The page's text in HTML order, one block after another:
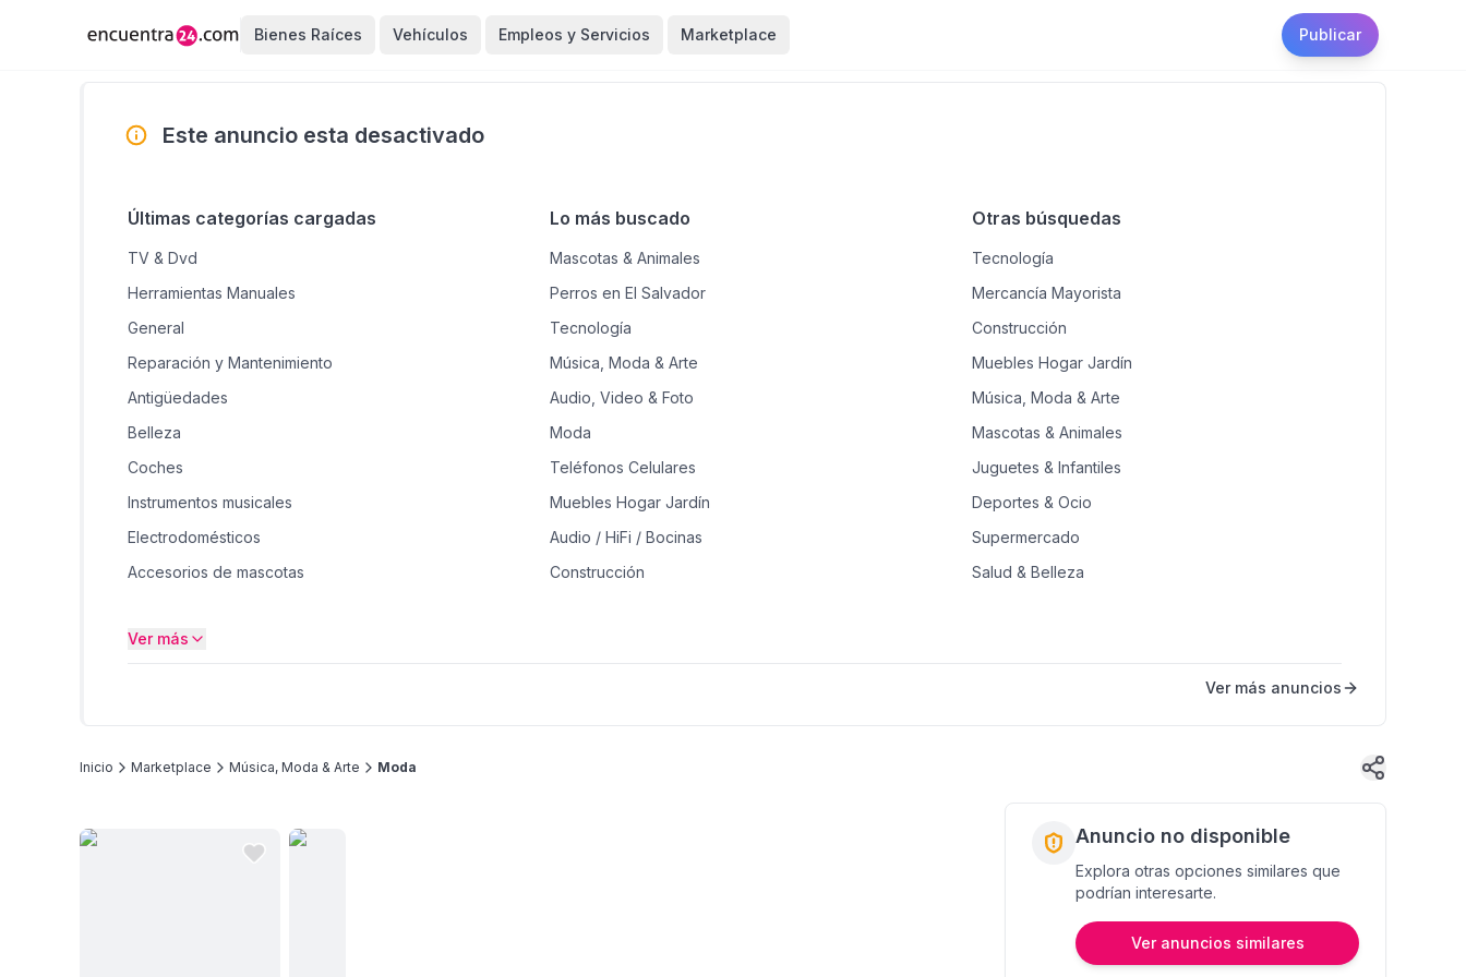
Bienes Raíces Vehículos Empleos y Servicios Marketplace Publicar
Este anuncio esta desactivado
Últimas categorías cargadas
TV & Dvd
Herramientas Manuales
General
Reparación y Mantenimiento
Antigüedades
Belleza
Coches
Instrumentos musicales
Electrodomésticos
Accesorios de mascotas
Bicicletas
Lo más buscado
Mascotas & Animales
Perros en El Salvador
Tecnología
Música, Moda & Arte
Audio, Video & Foto
Moda
Teléfonos Celulares
Muebles Hogar Jardín
Audio / HiFi / Bocinas
Construcción
Otras búsquedas
Tecnología
Mercancía Mayorista
Construcción
Muebles Hogar Jardín
Música, Moda & Arte
Mascotas & Animales
Juguetes & Infantiles
Deportes & Ocio
Supermercado
Salud & Belleza
Ver más
Ver más anuncios
Inicio Marketplace Música, Moda & Arte Moda
Anuncio no disponible
Explora otras opciones similares que
podrían interesarte.
Ver anuncios similares